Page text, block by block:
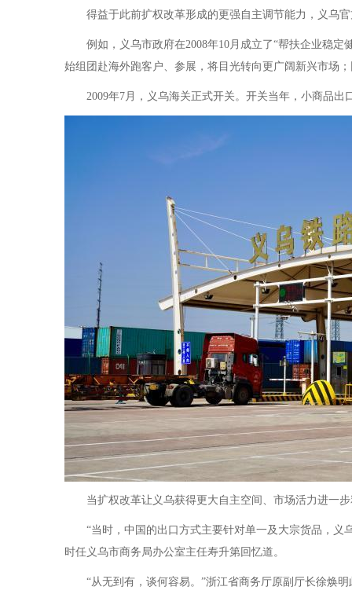
得益于此前扩权改革形成的更强自主调节能力，义乌官
例如，义乌市政府在2008年10月成立了“帮扶企业稳定
始组团赴海外跑客户、参展，将目光转向更广阔新兴市场
2009年7月，义乌海关正式开关。开关当年，小商品出
当扩权改革让义乌获得更大自主空间、市场活力进一步
“当时，中国的出口方式主要针对单一及大宗货品，义乌
时任义乌市商务局办公室主任寿升第回忆道。
“从无到有，谈何容易。”浙江省商务厅原副厅长徐焕明